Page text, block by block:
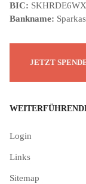
BIC:
Bankname:
Login
Links
Sitemap